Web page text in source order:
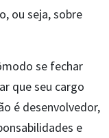
ou seja, sobre
se fechar
que seu cargo
é desenvolvedor,
e